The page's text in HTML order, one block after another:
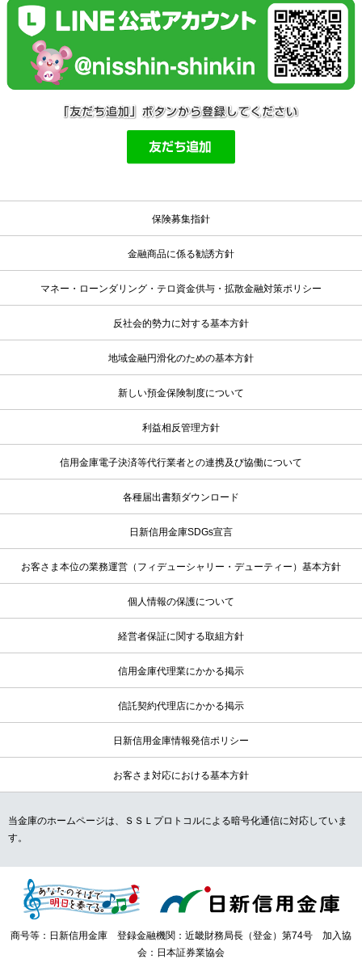
保険募集指針
金融商品に係る勧誘方針
マネー・ローンダリング・テロ資金供与・拡散金融対策ポリシー
反社会的勢力に対する基本方針
地域金融円滑化のための基本方針
新しい預金保険制度について
利益相反管理方針
信用金庫電子決済等代行業者との連携及び協働について
各種届出書類ダウンロード
日新信用金庫SDGs宣言
お客さま本位の業務運営（フィデューシャリー・デューティー）基本方針
個人情報の保護について
経営者保証に関する取組方針
信用金庫代理業にかかる掲示
信託契約代理店にかかる掲示
日新信用金庫情報発信ポリシー
お客さま対応における基本方針
当金庫のホームページは、ＳＳＬプロトコルによる暗号化通信に対応していま
す。
商号等：日新信用金庫 登録金融機関：近畿財務局長（登金）第74号 加入協
会：日本証券業協会